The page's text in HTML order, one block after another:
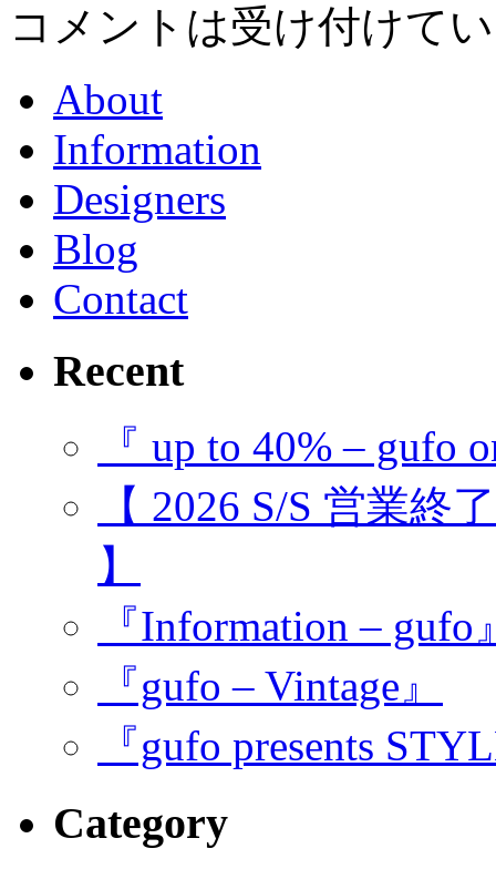
コメントは受け付けて
About
Information
Designers
Blog
Contact
Recent
『 up to 40% – gufo
【 2026 S/S 営業終
】
『Information – gufo
『gufo – Vintage』
『gufo presents
Category